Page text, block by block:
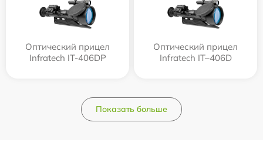
Оптический прицел
Infratech IT-406DP
Оптический прицел
Infratech IT–406D
Показать больше